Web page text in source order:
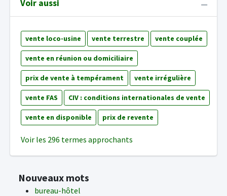
Voir aussi
vente loco-usine vente terrestre vente couplée
vente en réunion ou domiciliaire
prix de vente à tempérament vente irrégulière
vente FAS CIV : conditions internationales de vente
vente en disponible prix de revente
Voir les 296 termes approchants
Nouveaux mots
bureau-hôtel